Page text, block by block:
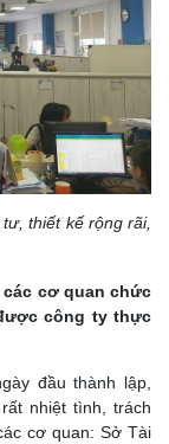
thiết kế rộng rãi,
cơ quan chức
công ty thực
đầu thành lập,
nhiệt tình, trách
cơ quan: Sở Tài